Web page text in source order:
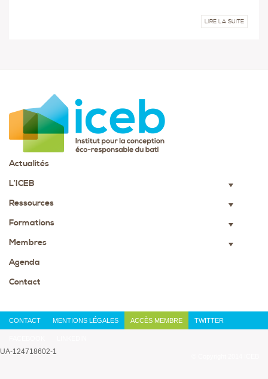
LIRE LA SUITE
Actualités
L’ICEB
▼
Ressources ▼
Formations ▼
Membres ▼
Agenda
Contact
CONTACT MENTIONS LÉGALES ACCÈS MEMBRE TWITTER
UA-124718602-1